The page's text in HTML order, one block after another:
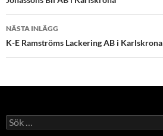
NÄSTA INLÄGG
K-E Ramströms Lackering AB i Karlskrona
Sök
efter: